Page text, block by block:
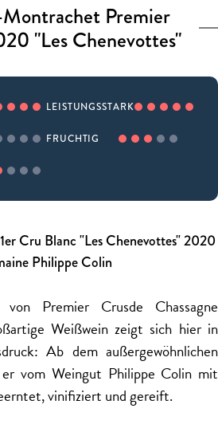
Montrachet Premier
"Les Chenevottes"
LEISTUNGSSTARK
FRUCHTIG
Cru Blanc "Les Chenevottes" 2020
Philippe Colin
Premier Crusde Chassagne
Weißwein zeigt sich hier in
Ab dem außergewöhnlichen
vom Weingut Philippe Colin mit
vinifiziert und gereift.